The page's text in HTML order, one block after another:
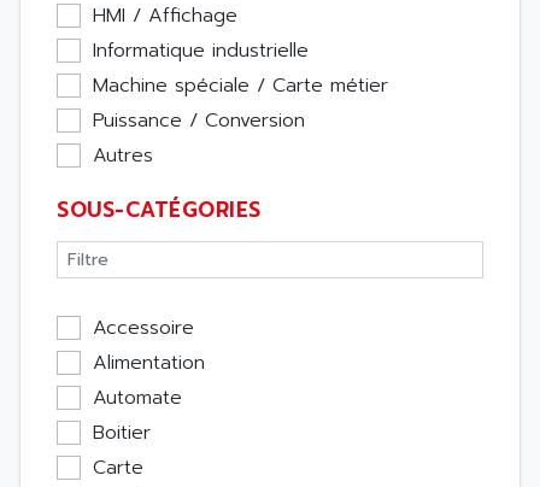
HMI / Affichage
Informatique industrielle
Machine spéciale / Carte métier
Puissance / Conversion
Autres
SOUS-CATÉGORIES
Accessoire
Alimentation
Automate
Boitier
Carte